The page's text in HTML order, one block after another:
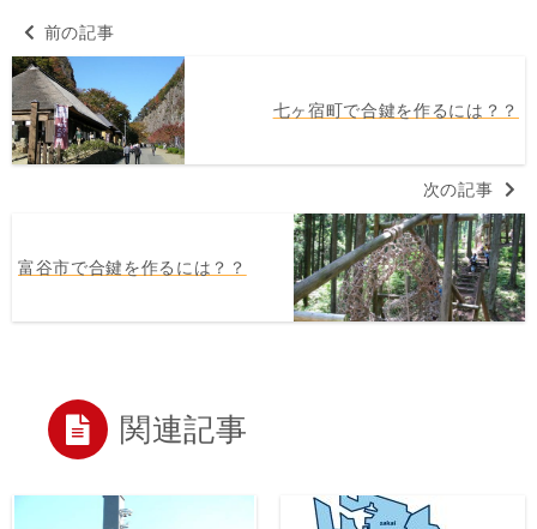
前の記事
七ヶ宿町で合鍵を作るには？？
次の記事
富谷市で合鍵を作るには？？
関連記事